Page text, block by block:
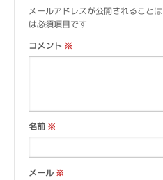
メールアドレスが公開されることは
は必須項目です
コメント ※
名前 ※
メール ※